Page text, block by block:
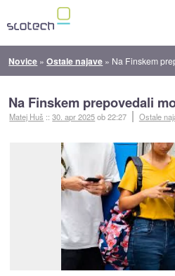
Novice »Ostale najave » Na Finskem
Na Finskem prepovedali
Matej Huš ::30. apr 2025ob 22:27 Ostale